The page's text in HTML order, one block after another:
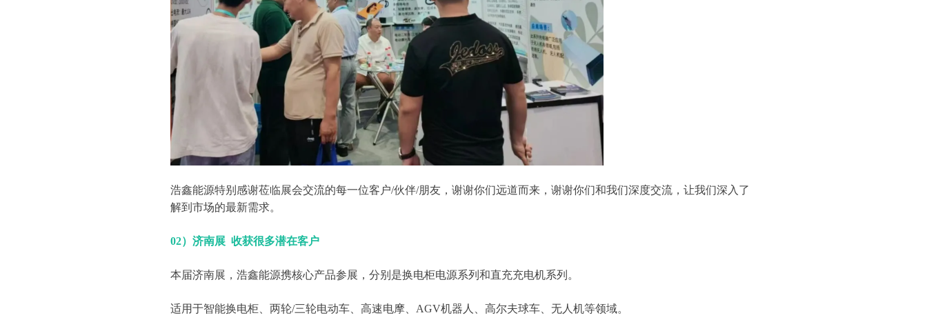
浩鑫能源特别感谢莅临展会交流的每一位客户/伙伴/朋友，谢谢你们远道而来，谢谢你们和我们深度交流，让我们深入了
解到市场的最新需求。
02）济南展 收获很多潜在客户
本届济南展，浩鑫能源携核心产品参展，分别是换电柜电源系列和直充充电机系列。
适用于智能换电柜、两轮/三轮电动车、高速电摩、AGV机器人、高尔夫球车、无人机等领域。